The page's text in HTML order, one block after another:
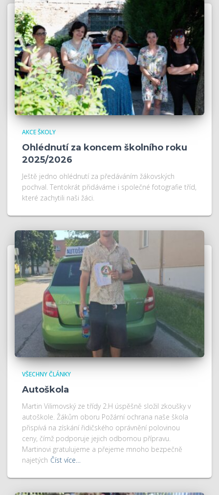
AKCE ŠKOLY
Ohlédnutí za koncem školního roku
2025/2026
Ještě jedno ohlédnutí za předáváním žákovských
pochval. Tentokrát přidáváme i společné fotografie tříd,
které zachytili naši žáci.
VŠECHNY ČLÁNKY
Autoškola
Martin Vilimovský ze třídy 2.H úspěšně složil zkoušky v
autoškole. Žákům oboru Požární ochrana naše škola
přispívá na získání řidičského oprávnění polovinou
ceny, čímž podporuje jejich odbornou přípravu.
Martinovi gratulujeme a přejeme mnoho bezpečně
najetých Číst více…